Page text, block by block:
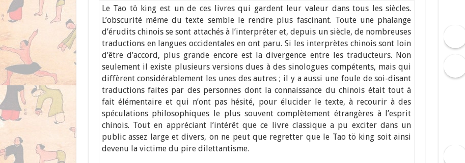
Le Tao tö king est un de ces livres qui gardent leur valeur dans tous les siècles.
L’obscurité même du texte semble le rendre plus fascinant. Toute une phalange
d’érudits chinois se sont attachés à l’interpréter et, depuis un siècle, de nombreuses
traductions en langues occidentales en ont paru. Si les interprètes chinois sont loin
d’être d’accord, plus grande encore est la divergence entre les traducteurs. Non
seulement il existe plusieurs versions dues à des sinologues compétents, mais qui
diffèrent considérablement les unes des autres ; il y a aussi une foule de soi-disant
traductions faites par des personnes dont la connaissance du chinois était tout à
fait élémentaire et qui n’ont pas hésité, pour élucider le texte, à recourir à des
spéculations philosophiques le plus souvent complètement étrangères à l’esprit
chinois. Tout en appréciant l’intérêt que ce livre classique a pu exciter dans un
public assez large et divers, on ne peut que regretter que le Tao tö king soit ainsi
devenu la victime du pire dilettantisme.